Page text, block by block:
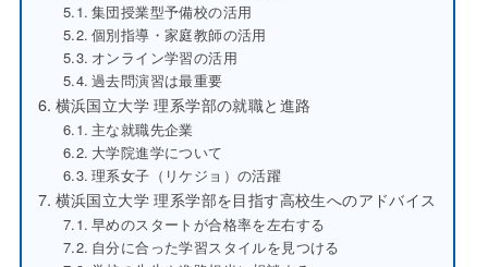
集団授業型予備校の活用
個別指導・家庭教師の活用
オンライン学習の活用
過去問演習は最重要
横浜国立大学 理系学部の就職と進路
主な就職先企業
大学院進学について
理系女子（リケジョ）の活躍
横浜国立大学 理系学部を目指す高校生へのアドバイス
早めのスタートが合格率を左右する
自分に合った学習スタイルを見つける